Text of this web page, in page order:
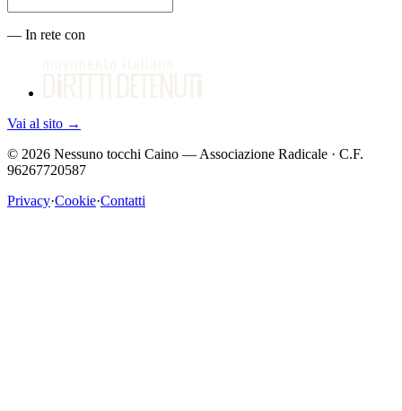
— In rete con
Vai al sito →
© 2026 Nessuno tocchi Caino — Associazione Radicale · C.F.
96267720587
Privacy·Cookie·Contatti